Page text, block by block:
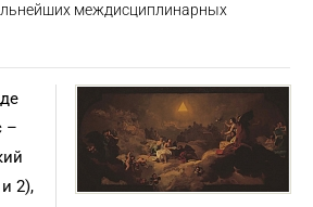
междисциплинарных
–
2),